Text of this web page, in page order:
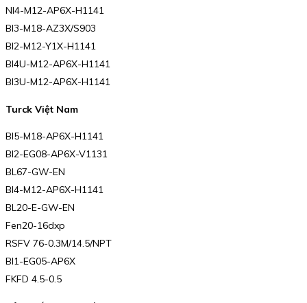
NI4-M12-AP6X-H1141
BI3-M18-AZ3X/S903
BI2-M12-Y1X-H1141
BI4U-M12-AP6X-H1141
BI3U-M12-AP6X-H1141
Turck Việt Nam
BI5-M18-AP6X-H1141
BI2-EG08-AP6X-V1131
BL67-GW-EN
BI4-M12-AP6X-H1141
BL20-E-GW-EN
Fen20-16dxp
RSFV 76-0.3M/14.5/NPT
BI1-EG05-AP6X
FKFD 4.5-0.5